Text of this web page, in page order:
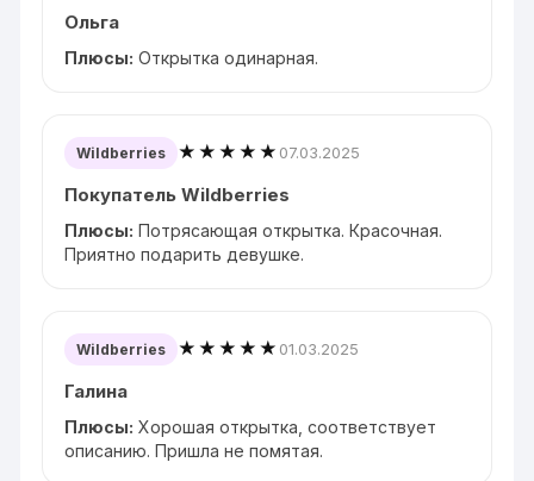
Ольга
Плюсы: Открытка одинарная.
Wildberries ★★★★★ 07.03.2025
Покупатель Wildberries
Плюсы: Потрясающая открытка. Красочная.
Приятно подарить девушке.
Wildberries ★★★★★ 01.03.2025
Галина
Плюсы: Хорошая открытка, соответствует
описанию. Пришла не помятая.